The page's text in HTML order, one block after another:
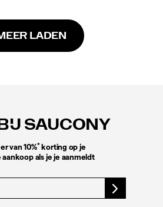
LADEN
SAUCONY
van 10%* korting op je
als je je aanmeldt